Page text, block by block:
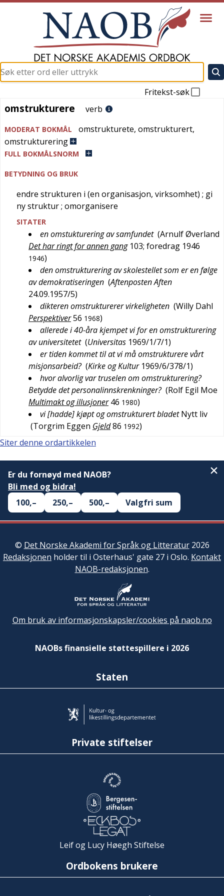
Fritekst-søk
omstrukturere
omstrukturere verb
MODERAT BOKMÅL omstrukturete, omstrukturert,
omstrukturering
FULL BOKMÅLSNORM
BETYDNING OG BRUK
endre strukturen i (en organisasjon, virksomhet) ; gi
ny struktur; omorganisere
SITATER
en omstukturering av samfundet (Arnulf Øverland
Det har ringt for annen gang 103; foredrag 1946
1946)
den omstrukturering av skolestellet som er en følge
av demokratiseringen (Aftenposten Aften
24.09.1957/5)
dikteren omstrukturerer virkeligheten (Willy Dahl
Perspektiver56 1968)
allerede i 40-åra kjempet vi for en omstrukturering
av universitetet (Universitas 1969/1/7/1)
er tiden kommet til at vi må omstrukturere vårt
misjonsarbeid? (Kirke og Kultur 1969/6/378/1)
hvor alvorlig var truselen om omstrukturering?
Betydde det personalinnskrenkninger? (Rolf Egil Moe
Multimakt og illusjoner 46 1980)
vi [hadde] kjøpt og omstrukturert bladetNytt liv
(Torgrim Eggen Gjeld86 1992)
Siter denne ordartikkelen
Er du fornøyd med NAOB?
Bli med og bidra!
100,–
250,– 500,– Valgfri sum
© Det Norske Akademi for Språk og Litteratur2026
Redaksjonen holder til i Osterhaus' gate 27 i Oslo. Kontakt
NAOB-redaksjonen.
Om bruk av informasjonskapsler/cookies på naob.no
NAOBs finansielle støttespillere i 2026
Staten
Private stiftelser
Leif og Lucy Høegh Stiftelse
Ordbokens brukere